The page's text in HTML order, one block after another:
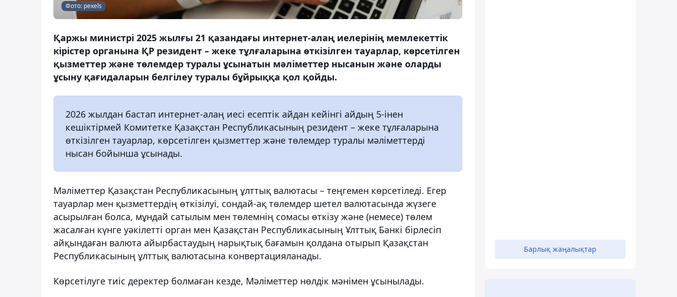
Фото: pexels
Қаржы министрі 2025 жылғы 21 қазандағы интернет-алаң иелерінің мемлекеттік
кірістер органына ҚР резидент – жеке тұлғаларына өткізілген тауарлар, көрсетілген
қызметтер және төлемдер туралы ұсынатын мәліметтер нысанын және оларды
ұсыну қағидаларын белгілеу туралы бұйрыққа қол қойды.
2026 жылдан бастап интернет-алаң иесі есептік айдан кейінгі айдың 5-інен
кешіктірмей Комитетке Қазақстан Республикасының резидент – жеке тұлғаларына
өткізілген тауарлар, көрсетілген қызметтер және төлемдер туралы мәліметтерді
нысан бойынша ұсынады.
Мәліметтер Қазақстан Республикасының ұлттық валютасы – теңгемен көрсетіледі. Егер
тауарлар мен қызметтердің өткізілуі, сондай-ақ төлемдер шетел валютасында жүзеге
асырылған болса, мұндай сатылым мен төлемнің сомасы өткізу және (немесе) төлем
жасалған күнге уәкілетті орган мен Қазақстан Республикасының Ұлттық Банкі бірлесіп
айқындаған валюта айырбастаудың нарықтық бағамын қолдана отырып Қазақстан
Республикасының ұлттық валютасына конвертацияланады.
Көрсетілуге тиіс деректер болмаған кезде, Мәліметтер нөлдік мәнімен ұсынылады.
Барлық жаңалықтар